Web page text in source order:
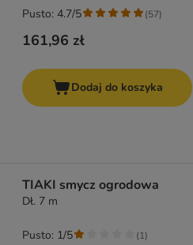
161,96 zł
Pusto: 4.7/5 (57)
Dodaj do koszyka
TIAKI smycz ogrodowa
Dł. 7 m
Pusto: 1/5 (1)